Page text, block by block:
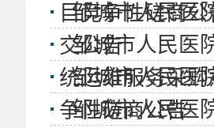
目竞争性磋商公
邹城市人民医
交公告
邹城市人民医
统运维服务采购
邹城市人民医
争性磋商公告
邹城市人民医